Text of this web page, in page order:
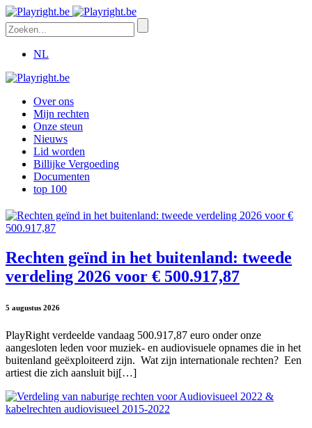
NL
Over ons
Mijn rechten
Onze steun
Nieuws
Lid worden
Billijke Vergoeding
Documenten
top 100
Rechten geïnd in het buitenland: tweede
verdeling 2026 voor € 500.917,87
5 augustus 2026
PlayRight verdeelde vandaag 500.917,87 euro onder onze
aangesloten leden voor muziek- en audiovisuele opnames die in het
buitenland geëxploiteerd zijn. Wat zijn internationale rechten? Een
artiest die zich aansluit bij[…]